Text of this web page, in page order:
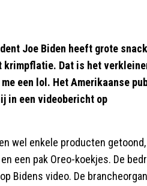
Joe Biden heeft grote
Dat is het
een lol. Het Amerikaanse
in een videobericht op
wel enkele producten
een pak Oreo-koekjes. De
Bidens video. De